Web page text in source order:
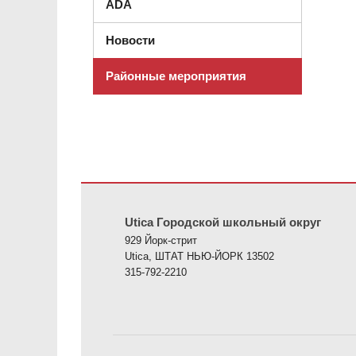
ADA
Новости
Районные мероприятия
Utica Городской школьный округ
929 Йорк-стрит
Utica, ШТАТ НЬЮ-ЙОРК 13502
315-792-2210